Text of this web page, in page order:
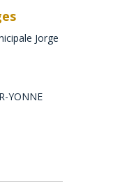
Jorge
YONNE